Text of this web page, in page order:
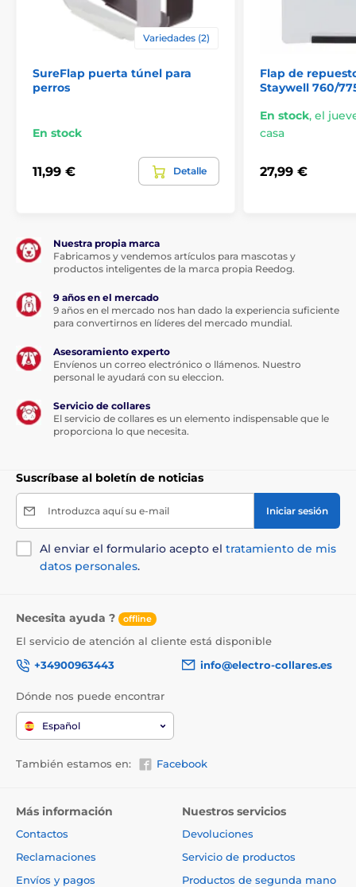
Variedades (2)
SureFlap puerta túnel para
perros
En stock
11,99 € Detalle
Flap de
Staywell 760/
En stock, el
casa
27,99 €
Nuestra propia marca
Fabricamos y vendemos artículos para mascotas y
productos inteligentes de la marca propia Reedog.
9 años en el mercado
9 años en el mercado nos han dado la experiencia suficiente
para convertirnos en líderes del mercado mundial.
Asesoramiento experto
Envíenos un correo electrónico o llámenos. Nuestro
personal le ayudará con su eleccion.
Servicio de collares
El servicio de collares es un elemento indispensable que le
proporciona lo que necesita.
Suscríbase al boletín de noticias
Introduzca aquí su e-mail Iniciar sesión
Al enviar el formulario acepto el tratamiento de mis
datos personales.
Necesita ayuda ? offline
El servicio de atención al cliente está disponible
+34900963443
info@electro-collares.es
Dónde nos puede encontrar
Español
También estamos en: Facebook
Más información
Contactos
Reclamaciones
Envíos y pagos
Nuestros servicios
Devoluciones
Servicio de productos
Productos de segunda mano